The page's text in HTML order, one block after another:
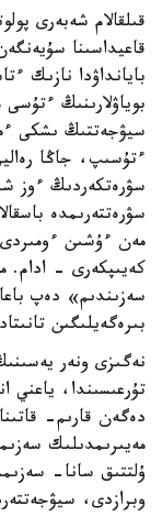
قىلقالام شەبەرى
قاعيداسىنا
بايانداۋدا نازىك
بوياۋلارىنىڭ
سيۋجەتتىڭ ىشكى
ءتۇسىپ، جاڭا
سۋرەتكەردىڭ ءوز
سۋرەتتەرىمدە
مەن ءۇشىن ءومىردى
كەيىپكەرى - ادام.
سەزىندىم» دەپ
بىرەگەيلىگىن
نەگىزى ونەر
تۇرعىسىندا، ياعني
دەگەن قارىم-
مەيىرىمدىلىك
ۇلتتىق سانا-
وبرازدى،